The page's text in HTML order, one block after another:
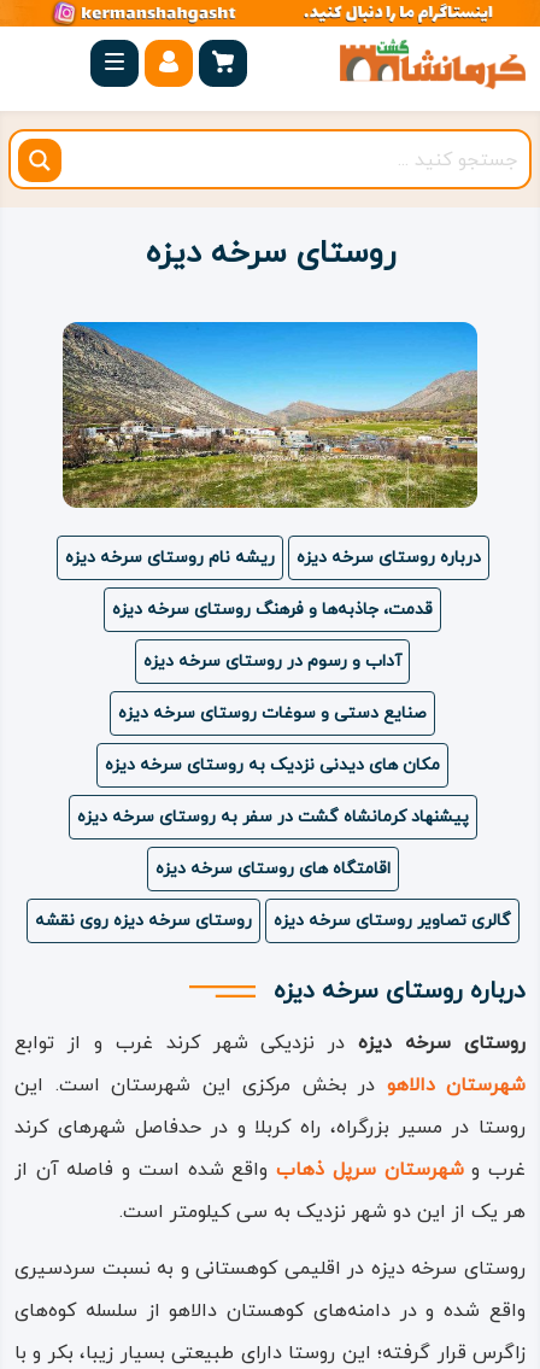
صفحه
اصلی
کرمانشاه
شهرستان
روستاهای
اقامتگاه
روستای سرخه‌ دیزه
درباره روستای سرخه دیزه ریشه نام روستای سرخه دیزه
قدمت، جاذبه‌ها و فرهنگ روستای سرخه دیزه
آداب و رسوم در روستای سرخه‌ دیزه
صنایع دستی و سوغات روستای سرخه‌ دیزه
مکان های دیدنی نزدیک به روستای سرخه‌ دیزه
پیشنهاد کرمانشاه گشت در سفر به روستای سرخه‌ دیزه
اقامتگاه های روستای سرخه‌ دیزه
گالری تصاویر روستای سرخه‌ دیزه روستای سرخه‌ دیزه روی نقشه
درباره روستای سرخه دیزه
روستای سرخه‌ دیزهدر نزدیکی شهر کرند غرب و از توابع
شهرستان دالاهو در بخش مرکزی این شهرستان است. این
روستا در مسیر بزرگراه، راه‌ کربلا و در حدفاصل شهرهای کرند
غرب وشهرستان سرپل‌ ذهابواقع شده است و فاصله آن از
هر یک از این دو شهر نزدیک به سی کیلومتر است.
روستای سرخه‌ دیزه در اقلیمی کوهستانی و به نسبت سردسیری
واقع شده و در دامنه‌های کوهستان دالاهو از سلسله کوه‌های
زاگرس قرار گرفته‌؛ این روستا دارای طبیعتی بسیار زیبا، بکر و با